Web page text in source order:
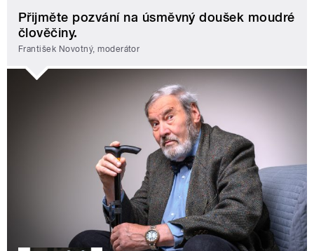
Přijměte pozvání na úsměvný doušek moudré
člověčiny.
František Novotný, moderátor